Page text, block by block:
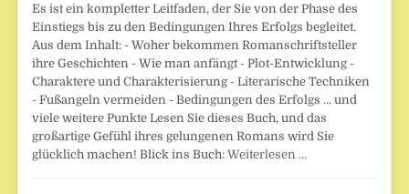
Es ist ein kompletter Leitfaden, der Sie von der Phase des
Einstiegs bis zu den Bedingungen Ihres Erfolgs begleitet.
Aus dem Inhalt: - Woher bekommen Romanschriftsteller
ihre Geschichten - Wie man anfängt - Plot-Entwicklung -
Charaktere und Charakterisierung - Literarische Techniken
- Fußangeln vermeiden - Bedingungen des Erfolgs ... und
viele weitere Punkte Lesen Sie dieses Buch, und das
großartige Gefühl ihres gelungenen Romans wird Sie
glücklich machen! Blick ins Buch:Weiterlesen …